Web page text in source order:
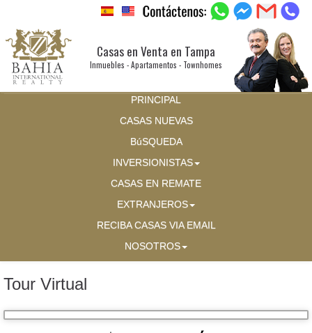
Casas en Venta en Tampa
Inmuebles - Apartamentos - Townhomes
PRINCIPAL
CASAS NUEVAS
BúSQUEDA
INVERSIONISTAS
CASAS EN REMATE
EXTRANJEROS
RECIBA CASAS VIA EMAIL
NOSOTROS
Tour Virtual